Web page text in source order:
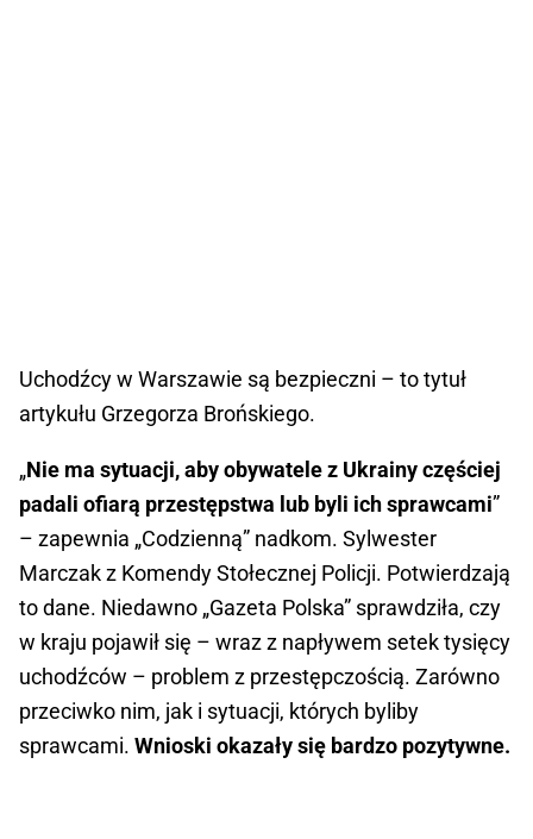
Uchodźcy w Warszawie są bezpieczni – to tytuł
artykułu Grzegorza Brońskiego.
„Nie ma sytuacji, aby obywatele z Ukrainy częściej
padali ofiarą przestępstwa lub byli ich sprawcami”
– zapewnia „Codzienną” nadkom. Sylwester
Marczak z Komendy Stołecznej Policji. Potwierdzają
to dane. Niedawno „Gazeta Polska” sprawdziła, czy
w kraju pojawił się – wraz z napływem setek tysięcy
uchodźców – problem z przestępczością. Zarówno
przeciwko nim, jak i sytuacji, których byliby
sprawcami. Wnioski okazały się bardzo pozytywne.